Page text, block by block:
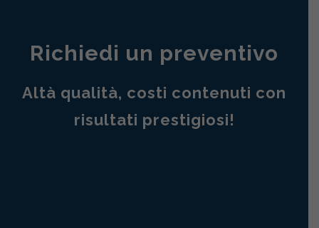
Richiedi un preventivo
Altà qualità, costi contenuti con
risultati prestigiosi!